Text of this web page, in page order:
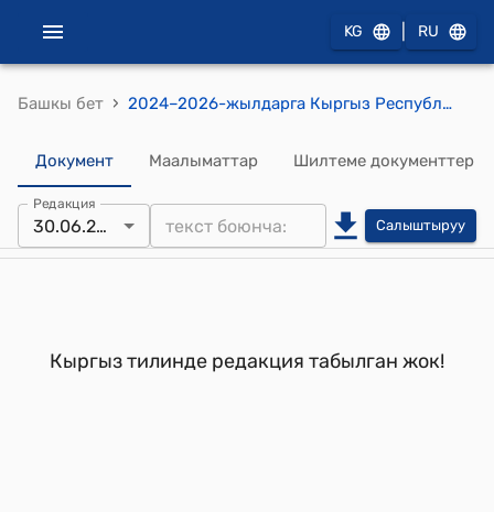
KG RU
Башкы бет › 2024–2026-жылдарга Кыргыз Республикасынын эталондук базасын өнүктүрүү программасын ишке ашыруу боюнча иш-чаралар планы (Кыргыз Республикасынын Министрлер Кабинетинин 2024-жылдын 15-майындагы№ 251 токтомуна)
Документ Маалыматтар Шилтеме документтер
Редакция
30.06.2025 Салыштыруу
Кыргыз тилинде редакция табылган жок!